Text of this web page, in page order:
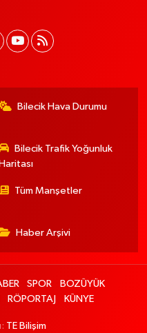
Bilecik Hava Durumu
Bilecik Trafik Yoğunluk
Haritası
Tüm Manşetler
Haber Arşivi
SPOR
BOZÜYÜK
RÖPORTAJ KÜNYE
TE Bilişim